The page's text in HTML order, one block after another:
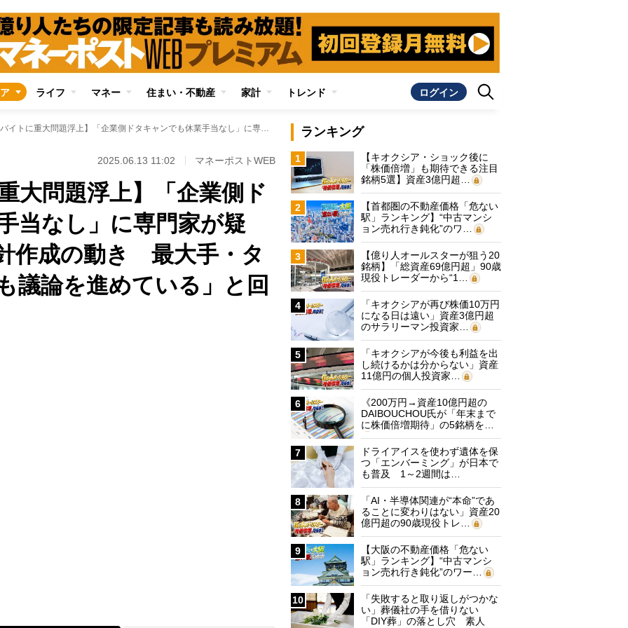
ライフ マネー 住まい・不動産 家計 トレンド ログイン
【スキマバイトに重大問題浮上】「企業側ドタキャンでも休業手当なし」に専門家が疑義、厚労省も新指針作成の動き 最大手・タイミーは「当社でも議論を進めている」と回答
2025.06.13 11:02 マネーポストWEB
大問題浮上】「企業側ド
当なし」に専門家が疑
作成の動き 最大手・タ
議論を進めている」と回
ランキング
1
【キオクシア・ショック後に
「株価倍増」も期待できる注目
銘柄5選】資産3億円超…
2
【首都圏の不動産価格「危ない
駅」ランキング】“中古マンシ
ョン売れ行き鈍化”のワ…
3
【億り人オールスターが狙う20
銘柄】「総資産69億円超」90歳
現役トレーダーから“1…
4
「キオクシアが再び株価10万円
になる日は遠い」資産3億円超
のサラリーマン投資家…
5
「キオクシアが今後も利益を出
し続けるかは分からない」資産
11億円の個人投資家…
6
《200万円→資産10億円超の
DAIBOUCHOU氏が「年末まで
に株価倍増期待」の5銘柄を…
7
ドライアイスを使わず遺体を保
つ「エンバーミング」が日本で
も普及 1～2週間は…
8
「AI・半導体関連が“本命”であ
ることに変わりはない」資産20
億円超の90歳現役トレ…
9
【大阪の不動産価格「危ない
駅」ランキング】“中古マンシ
ョン売れ行き鈍化”のワー…
10
「失敗すると取り返しがつかな
い」葬儀社の手を借りない
「DIY葬」の落とし穴 素人